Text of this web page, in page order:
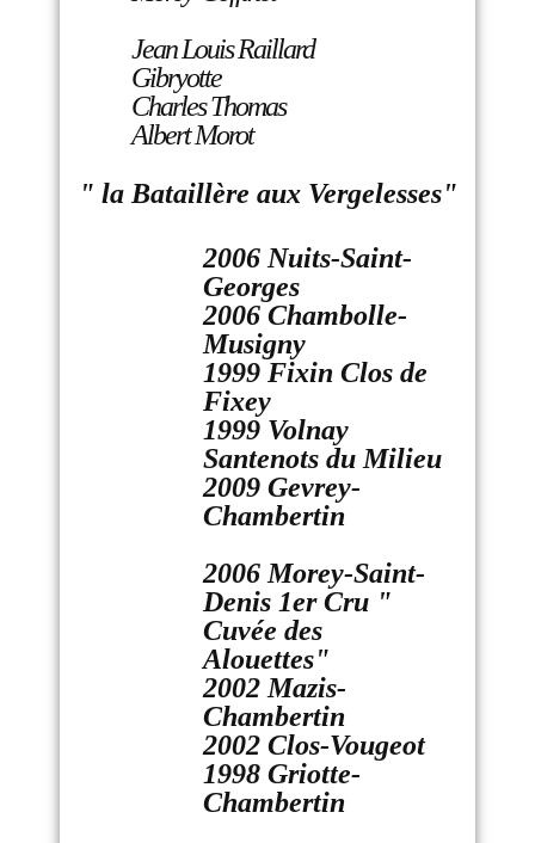
Jean Louis Raillard
Gibryotte
Charles Thomas
Albert Morot
" la Bataillère aux Vergelesses"
2006 Nuits-Saint-
Georges
2006 Chambolle-
Musigny
1999 Fixin Clos de
Fixey
1999 Volnay
Santenots du Milieu
2009 Gevrey-
Chambertin
2006 Morey-Saint-
Denis 1er Cru "
Cuvée des
Alouettes"
2002 Mazis-
Chambertin
2002 Clos-Vougeot
1998 Griotte-
Chambertin